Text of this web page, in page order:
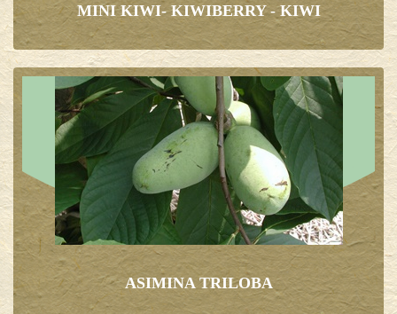
MINI KIWI- KIWIBERRY - KIWI
ASIMINA TRILOBA